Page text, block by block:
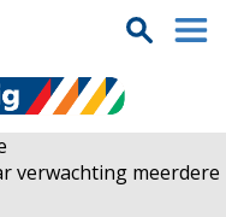
verwachting meerdere